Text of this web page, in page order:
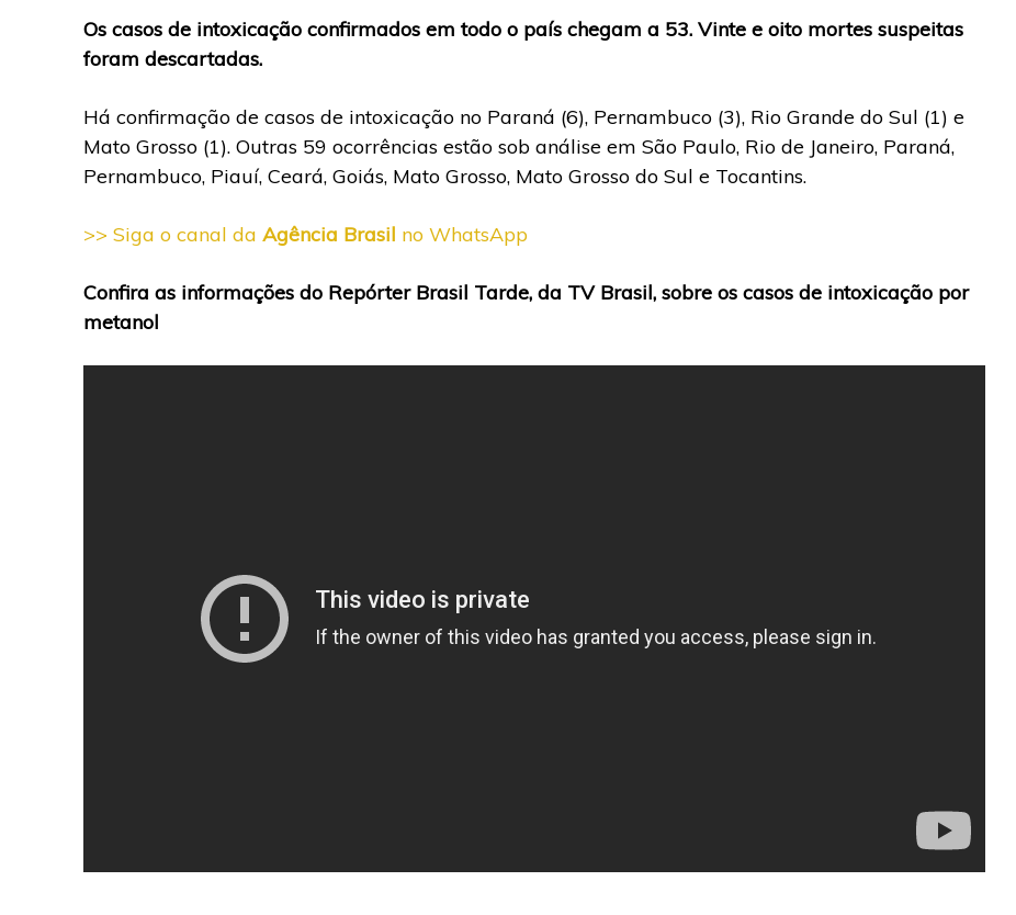
Os casos de intoxicação confirmados em todo o país chegam a 53. Vinte e oito mortes suspeitas
foram descartadas.
Há confirmação de casos de intoxicação no Paraná (6), Pernambuco (3), Rio Grande do Sul (1) e
Mato Grosso (1). Outras 59 ocorrências estão sob análise em São Paulo, Rio de Janeiro, Paraná,
Pernambuco, Piauí, Ceará, Goiás, Mato Grosso, Mato Grosso do Sul e Tocantins.
>> Siga o canal da Agência Brasil no WhatsApp
Confira as informações do Repórter Brasil Tarde, da TV Brasil, sobre os casos de intoxicação por
metanol